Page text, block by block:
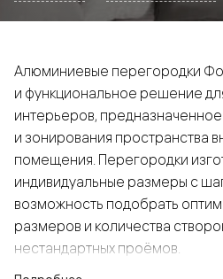
Алюминиевые перегородки
и функциональное решение
интерьеров,
и зонирования пространства
помещения. Перегородки
индивидуальные размеры с
возможность подобрать
размеров и количества
нестандартных проёмов.